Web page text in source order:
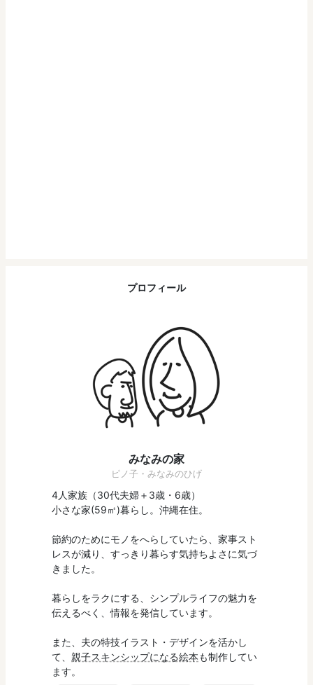
プロフィール
みなみの家
ピノ子・みなみのひげ
4人家族（30代夫婦＋3歳・6歳）
小さな家(59㎡)暮らし。沖縄在住。
節約のためにモノをへらしていたら、家事スト
レスが減り、すっきり暮らす気持ちよさに気づ
きました。
暮らしをラクにする、シンプルライフの魅力を
伝えるべく、情報を発信しています。
また、夫の特技イラスト・デザインを活かし
て、 親子スキンシップになる絵本も制作してい
ます。